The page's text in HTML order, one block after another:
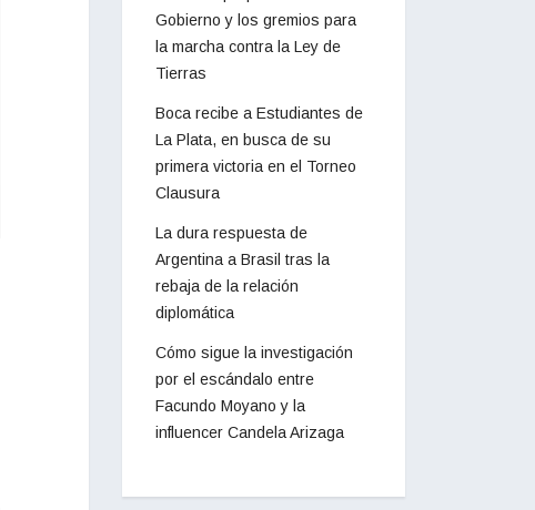
Gobierno y los gremios para
la marcha contra la Ley de
Tierras
Boca recibe a Estudiantes de
La Plata, en busca de su
primera victoria en el Torneo
Clausura
La dura respuesta de
Argentina a Brasil tras la
rebaja de la relación
diplomática
Cómo sigue la investigación
por el escándalo entre
Facundo Moyano y la
influencer Candela Arizaga